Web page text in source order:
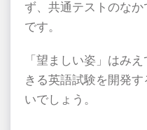
ず、共通テストのな
です。
「望ましい姿」はみ
きる英語試験を開発
いでしょう。